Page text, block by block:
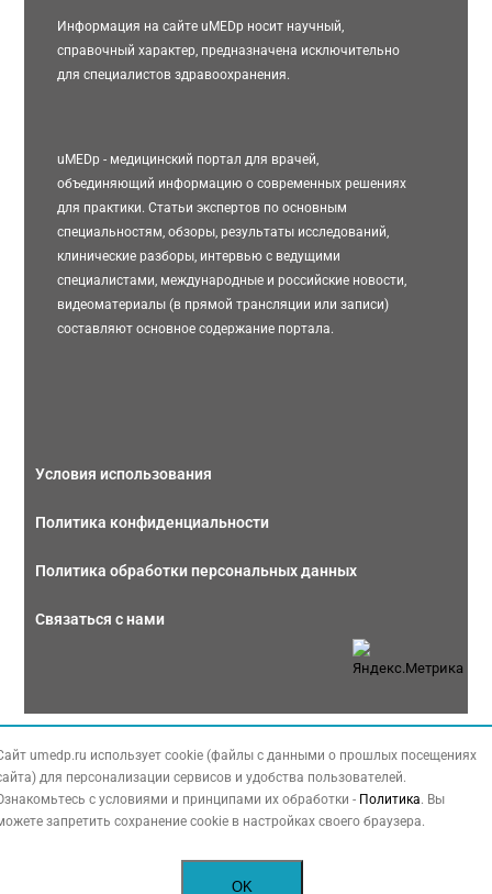
Информация на сайте uMEDp носит научный,
справочный характер, предназначена исключительно
для специалистов здравоохранения.
uMEDp - медицинский портал для врачей,
объединяющий информацию о современных решениях
для практики. Статьи экспертов по основным
специальностям, обзоры, результаты исследований,
клинические разборы, интервью с ведущими
специалистами, международные и российские новости,
видеоматериалы (в прямой трансляции или записи)
составляют основное содержание портала.
Условия использования
Политика конфиденциальности
Политика обработки персональных данных
Связаться с нами
содержит материалы, принадлежащие третьей стороне, охраняемые законом
umedp.ru использует cookie (файлы с данными о прошлых посещениях
для персонализации сервисов и удобства пользователей.
с условиями и принципами их обработки - Политика. Вы
запретить сохранение cookie в настройках своего браузера.
OK